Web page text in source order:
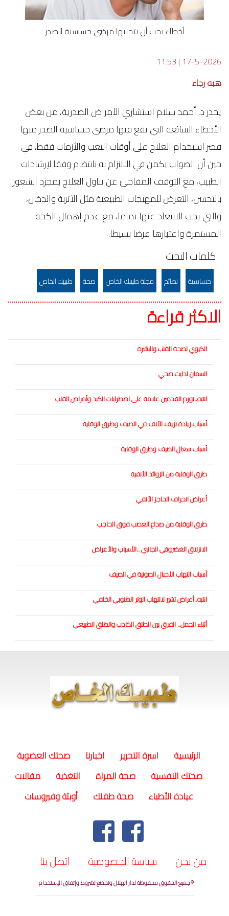
أخطاء يجب أن يتجنبها مرضى حساسية الصدر
17-5-2026
|
11:53
هبه رجاء
يحذر د. أحمد سلام استشاري الأمراض الصدرية، من بعض
الأخطاء الشائعة التي يقع فيها مرضى حساسية الصدر منها
قصر استخدام العلاج على أوقات التعب والأزمات فقط، في
حين أن الصواب يكمن في الالتزام به بانتظام وفقا لإرشادات
الطبيب، مع التوقف المفاجئ عن تناول العلاج بمجرد الشعور
بالتحسن، التعرض للمهيجات الطبيعية مثل الأتربة والدخان،
والتي يجب الابتعاد عنها تماما، مع عدم إهمال الكحة
المستمرة واعتبارها عرضا بسيطا.
كلمات البحث
حساسية نصائح مجلة طبيبك الخاص صحة طبيبك الخاص
الاكثر قراءة
الكيوي لصحة القلب والبشرة
السمان لدايت صحي
انتبه..تورم القدمين علامة على اضطرابات الكبد وأمراض القلب
أسباب زيادة نزيف الأنف في الصيف وطرق الوقاية
أسباب سعال الصيف وطرق الوقاية
طرق الوقاية من الزوائد الأنفية
أعراض انحراف الحاجز الأنفي
طرق الوقاية من صداع العصب فوق الحاجب
الانزلاق الغضروفي الجانبي ..الأسباب والأعراض
أسباب التهاب الأحبال الصوتية في الصيف
انتبه..أعراض تشير لالتهاب الوتر الظنوبي الخلفي
أثناء الحمل.. الفرق بين الطلق الكاذب والطلق الطبيعي
الرئيسية اسرة التحرير اخبارنا
صحتك العضوية
صحتك النفسية
صحة المراة التغذية
مقالات
عيادة الأطباء
صحة طفلك أوبئة وفيروسات
من نحن سياسة الخصوصية اتصل بنا
© جميع الحقوق محفوظة لدار الهلال وتخضع لشروط وإتفاق الإستخدام